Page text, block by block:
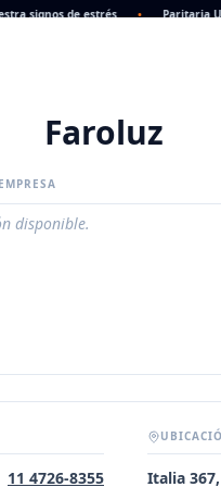
de estrés • Paritaria UOM
Faroluz
disponible.
11 4726-8355 Italia 367,